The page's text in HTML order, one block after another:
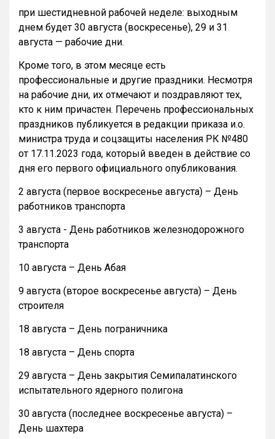
при шестидневной рабочей неделе: выходным
днем будет 30 августа (воскресенье), 29 и 31
августа — рабочие дни.
Кроме того, в этом месяце есть
профессиональные и другие праздники. Несмотря
на рабочие дни, их отмечают и поздравляют тех,
кто к ним причастен. Перечень профессиональных
праздников публикуется в редакции приказа и.о.
министра труда и соцзащиты населения РК №480
от 17.11.2023 года, который введен в действие со
дня его первого официального опубликования.
2 августа (первое воскресенье августа) – День
работников транспорта
3 августа - День работников железнодорожного
транспорта
10 августа – День Абая
9 августа (второе воскресенье августа) – День
строителя
18 августа – День пограничника
18 августа – День спорта
29 августа – День закрытия Семипалатинского
испытательного ядерного полигона
30 августа (последнее воскресенье августа) –
День шахтера